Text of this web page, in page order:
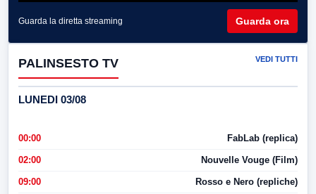
Guarda la diretta streaming Guarda ora
PALINSESTO TV VEDI TUTTI
LUNEDI 03/08
00:00 FabLab (replica)
02:00 Nouvelle Vouge (Film)
09:00 Rosso e Nero (repliche)